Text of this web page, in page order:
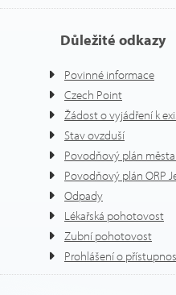
Důležité odkazy
Povinné informace
Czech Point
Žádost o vyjádření k
Stav ovzduší
Povodňový plán města
Povodňový plán ORP
Odpady
Lékařská pohotovost
Zubní pohotovost
Prohlášení o